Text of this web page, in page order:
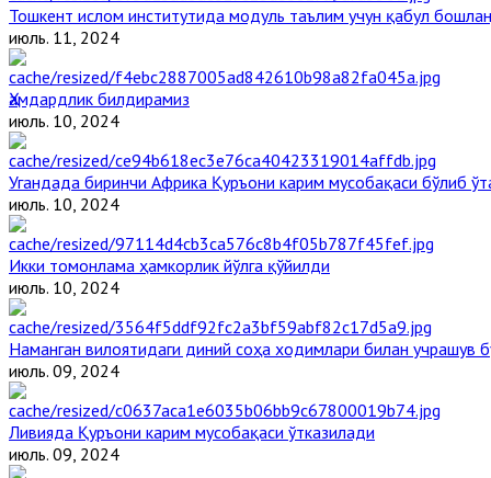
Тошкент ислом институтида модуль таълим учун қабул
июль. 11, 2024
Ҳамдардлик билдирамиз
июль. 10, 2024
Угандада биринчи Aфрика Қуръони карим мусобақаси бўлиб
июль. 10, 2024
Икки томонлама ҳамкорлик йўлга қўйилди
июль. 10, 2024
Наманган вилоятидаги диний соҳа ходимлари билан учрашув
июль. 09, 2024
Ливияда Қуръони карим мусобақаси ўтказилади
июль. 09, 2024